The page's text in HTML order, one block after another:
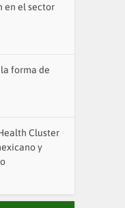
en el sector
forma de
Cluster
y